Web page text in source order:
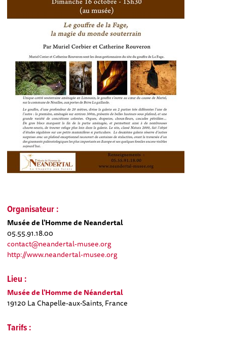
Organisateur :
Musée de l'Homme de Neandertal
05.55.91.18.00
contact@neandertal-musee.org
http://www.neandertal-musee.org
Lieu :
Musée de l'Homme de Néandertal
19120 La Chapelle-aux-Saints, France
Tarifs :